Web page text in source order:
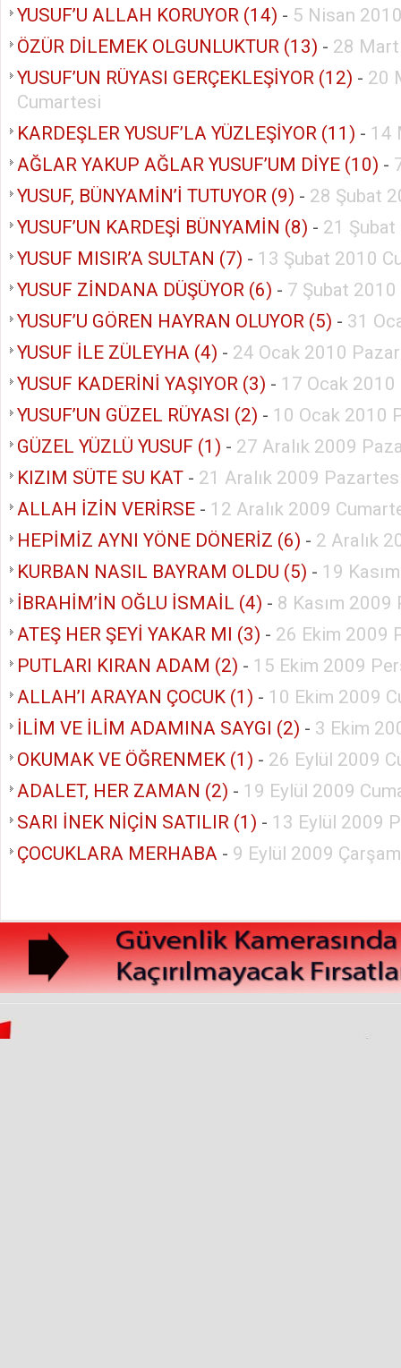
YUSUF’U ALLAH KORUYOR (14) - 5 Nisan
ÖZÜR DİLEMEK OLGUNLUKTUR (13) - 28
YUSUF’UN RÜYASI GERÇEKLEŞİYOR (12) - 20
Cumartesi
KARDEŞLER YUSUF’LA YÜZLEŞİYOR (11) - 14
AĞLAR YAKUP AĞLAR YUSUF’UM DİYE (10) -
YUSUF, BÜNYAMİN’İ TUTUYOR (9) - 28 Şubat
YUSUF’UN KARDEŞİ BÜNYAMİN (8) - 21
YUSUF MISIR’A SULTAN (7) - 13 Şubat 2010
YUSUF ZİNDANA DÜŞÜYOR (6) - 7 Şubat
YUSUF’U GÖREN HAYRAN OLUYOR (5) - 31
YUSUF İLE ZÜLEYHA (4) - 24 Ocak 2010 Pazar
YUSUF KADERİNİ YAŞIYOR (3) - 17 Ocak 2010
YUSUF’UN GÜZEL RÜYASI (2) - 10 Ocak 2010
GÜZEL YÜZLÜ YUSUF (1) - 27 Aralık 2009
KIZIM SÜTE SU KAT - 21 Aralık 2009
ALLAH İZİN VERİRSE - 12 Aralık 2009
HEPİMİZ AYNI YÖNE DÖNERİZ (6) - 2 Aralık
KURBAN NASIL BAYRAM OLDU (5) - 19
İBRAHİM’İN OĞLU İSMAİL (4) - 8 Kasım 2009
ATEŞ HER ŞEYİ YAKAR MI (3) - 26 Ekim 2009
PUTLARI KIRAN ADAM (2) - 15 Ekim 2009
ALLAH’I ARAYAN ÇOCUK (1) - 10 Ekim 2009
İLİM VE İLİM ADAMINA SAYGI (2) - 3 Ekim
OKUMAK VE ÖĞRENMEK (1) - 26 Eylül 2009
ADALET, HER ZAMAN (2) - 19 Eylül 2009
SARI İNEK NİÇİN SATILIR (1) - 13 Eylül 2009
ÇOCUKLARA MERHABA - 9 Eylül 2009